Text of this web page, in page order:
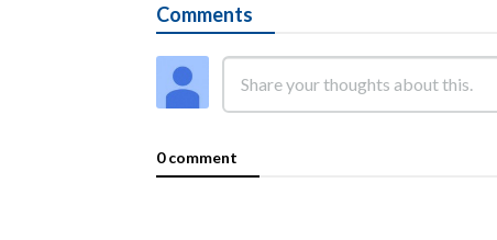
Comments
0 comment